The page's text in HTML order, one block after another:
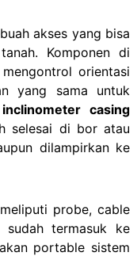
akses yang bisa
Komponen di
orientasi
yang sama untuk
inclinometer casing
selesai di bor atau
dilampirkan ke
probe, cable
termasuk ke
portable sistem